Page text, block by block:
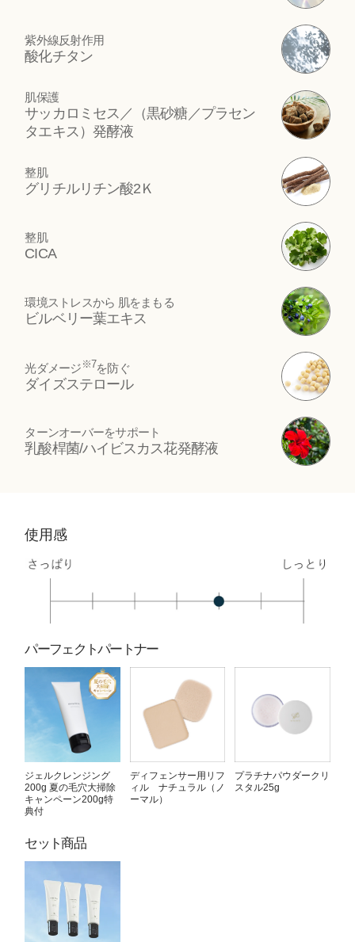
紫外線反射作用
酸化チタン
肌保護
サッカロミセス／（黒砂糖／プラセン
タエキス）発酵液
整肌
グリチルリチン酸2Ｋ
整肌
CICA
環境ストレスから 肌をまもる
ビルベリー葉エキス
光ダメージ ※7を防ぐ
ダイズステロール
ターンオーバーをサポート
乳酸桿菌/ハイビスカス花発酵液
使用感
パーフェクトパートナー
ジェルクレンジング
200g 夏の毛穴大掃除
キャンペーン200g特
典付
ディフェンサー用リフ
ィル ナチュラル（ノ
ーマル）
プラチナパウダークリ
スタル25g
セット商品